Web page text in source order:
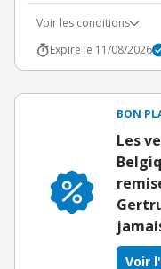
Voir les conditions
Expire le 11/08/2026
BON
Les
Voir